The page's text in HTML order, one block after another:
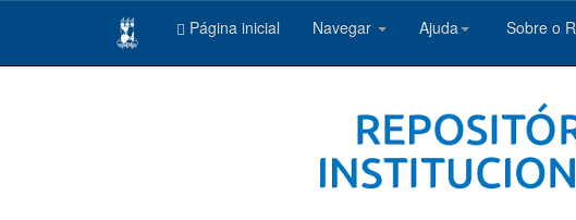
Página inicial Navegar Ajuda Sobre o